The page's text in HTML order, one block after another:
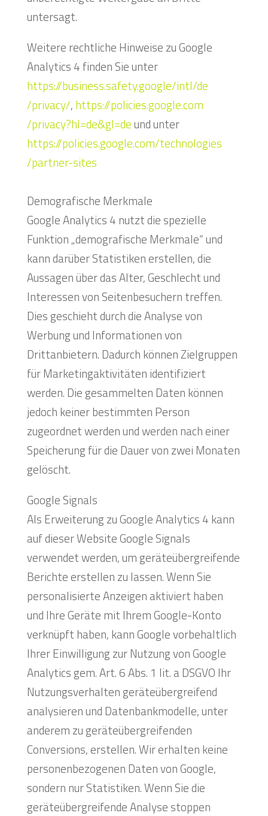
untersagt.
Weitere rechtliche Hinweise zu Google
Analytics 4 finden Sie unter
https://business.safety.google/intl/de
/privacy/, https://policies.google.com
/privacy?hl=de&gl=deund unter
https://policies.google.com/technologies
/partner-sites
Demografische Merkmale
Google Analytics 4 nutzt die spezielle
Funktion „demografische Merkmale“ und
kann darüber Statistiken erstellen, die
Aussagen über das Alter, Geschlecht und
Interessen von Seitenbesuchern treffen.
Dies geschieht durch die Analyse von
Werbung und Informationen von
Drittanbietern. Dadurch können Zielgruppen
für Marketingaktivitäten identifiziert
werden. Die gesammelten Daten können
jedoch keiner bestimmten Person
zugeordnet werden und werden nach einer
Speicherung für die Dauer von zwei Monaten
gelöscht.
Google Signals
Als Erweiterung zu Google Analytics 4 kann
auf dieser Website Google Signals
verwendet werden, um geräteübergreifende
Berichte erstellen zu lassen. Wenn Sie
personalisierte Anzeigen aktiviert haben
und Ihre Geräte mit Ihrem Google-Konto
verknüpft haben, kann Google vorbehaltlich
Ihrer Einwilligung zur Nutzung von Google
Analytics gem. Art. 6 Abs. 1 lit. a DSGVO Ihr
Nutzungsverhalten geräteübergreifend
analysieren und Datenbankmodelle, unter
anderem zu geräteübergreifenden
Conversions, erstellen. Wir erhalten keine
personenbezogenen Daten von Google,
sondern nur Statistiken. Wenn Sie die
geräteübergreifende Analyse stoppen